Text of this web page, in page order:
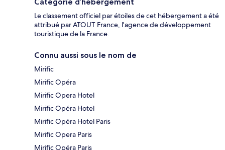
Le classement officiel par étoiles de cet hébergement a été
attribué par ATOUT France, l'agence de développement
touristique de la France.
Connu aussi sous le nom de
Mirific
Mirific Opéra
Mirific Opera Hotel
Mirific Opéra Hotel
Mirific Opéra Hotel Paris
Mirific Opera Paris
Mirific Opéra Paris